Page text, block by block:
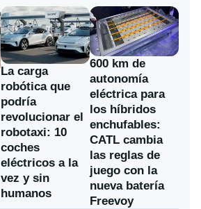
La carga
robótica que
podría
revolucionar el
robotaxi: 10
coches
eléctricos a la
vez y sin
humanos
600 km de
autonomía
eléctrica para
los híbridos
enchufables:
CATL cambia
las reglas de
juego con la
nueva batería
Freevoy